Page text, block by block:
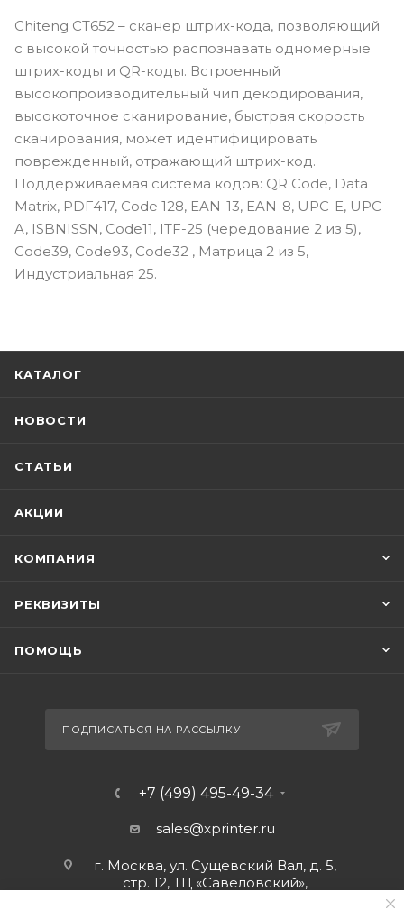
Chiteng СТ652 – сканер штрих-кода, позволяющий
с высокой точностью распознавать одномерные
штрих-коды и QR-коды. Встроенный
высокопроизводительный чип декодирования,
высокоточное сканирование, быстрая скорость
сканирования, может идентифицировать
поврежденный, отражающий штрих-код.
Поддерживаемая система кодов: QR Code, Data
Matrix, PDF417, Code 128, EAN-13, EAN-8, UPC-E, UPC-
A, ISBNISSN, Code11, ITF-25 (чередование 2 из 5),
Code39, Code93, Code32 , Матрица 2 из 5,
Индустриальная 25.
КАТАЛОГ
НОВОСТИ
СТАТЬИ
АКЦИИ
КОМПАНИЯ
РЕКВИЗИТЫ
ПОМОЩЬ
ПОДПИСАТЬСЯ НА РАССЫЛКУ
+7 (499) 495-49-34
sales@xprinter.ru
г. Москва, ул. Сущевский Вал, д. 5,
стр. 12, ТЦ «Савеловский»,